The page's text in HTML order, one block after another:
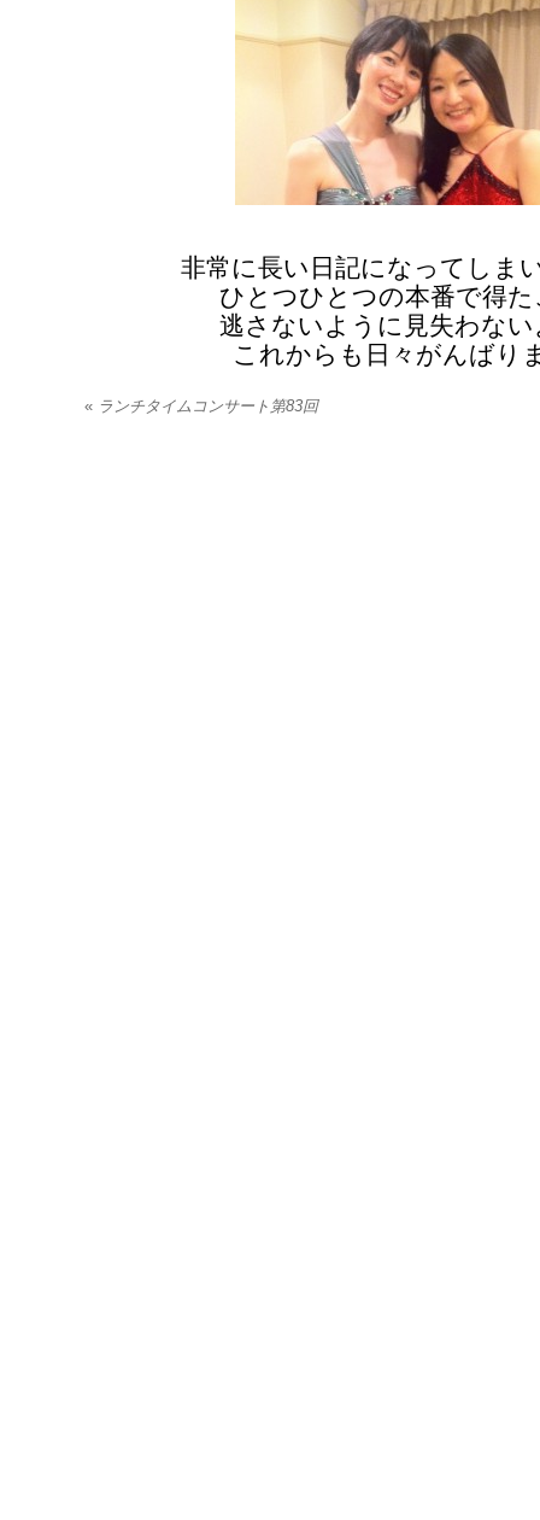
非常に長い日記になってしま
ひとつひとつの本番で得
逃さないように見失わな
これからも日々がんばり
« ランチタイムコンサート第83回